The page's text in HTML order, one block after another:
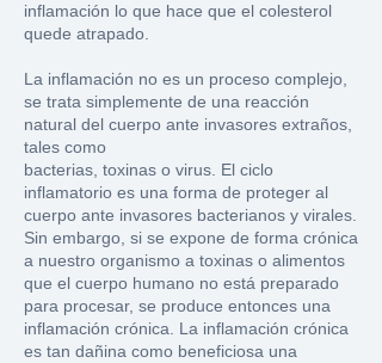
inflamación lo que hace que el colesterol
quede atrapado.
La inflamación no es un proceso complejo
se trata simplemente de una reacción
natural del cuerpo ante invasores extraños,
tales como
bacterias, toxinas o virus. El ciclo
inflamatorio es una forma de proteger al
cuerpo ante invasores bacterianos y virales.
Sin embargo, si se expone de forma crónica
a nuestro organismo a toxinas o alimentos
que el cuerpo humano no está preparado
para procesar, se produce entonces una
inflamación crónica. La inflamación crónica
es tan dañina como beneficiosa una